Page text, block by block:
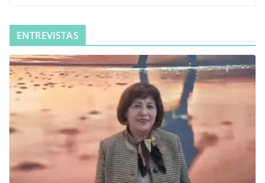
ENTREVISTAS